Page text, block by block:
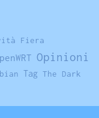
Fiera
Opinioni
Tag The Dark